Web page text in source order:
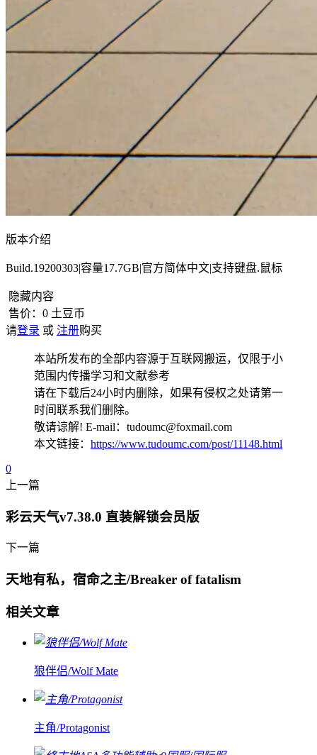
版本介绍
Build.19200303|容量17.7GB|官方简体中文|支持键盘.鼠标
隐藏内容
售价： 0 土豆币
请登录 或 注册购买
本站所发布的全部内容源于互联网搬运，仅限于小
范围内传播学习和文献参考
请在下载后24小时内删除，如果有侵权之处请第一
时间联系我们删除。
敬请谅解! E-mail：tudoumc@foxmail.com
本文链接： https://www.tudoumc.com/post/11148.html
0
上一篇
彩云天气v7.38.0 直装解锁会员版
下一篇
天地有私，宿命之主/Breaker of fatalism
相关文章
狼伴侣/Wolf Mate
主角/Protagonist